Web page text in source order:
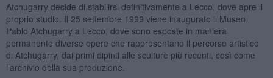
Atchugarry decide di stabilirsi definitivamente a Lecco, dove apre il
proprio studio. Il 25 settembre 1999 viene inaugurato il Museo
Pablo Atchugarry a Lecco, dove sono esposte in maniera
permanente diverse opere che rappresentano il percorso artistico
di Atchugarry, dai primi dipinti alle sculture più recenti, così come
l’archivio della sua produzione.